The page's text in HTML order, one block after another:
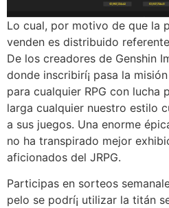
Lo cual, por motivo de que la
venden es distribuido
De los creadores de Genshin
donde inscribirí¡ pasa la
para cualquier RPG con lucha
larga cualquier nuestro estilo
a sus juegos. Una enorme
no ha transpirado mejor
aficionados del JRPG.
Participas en sorteos
pelo se podrí¡ utilizar la titán